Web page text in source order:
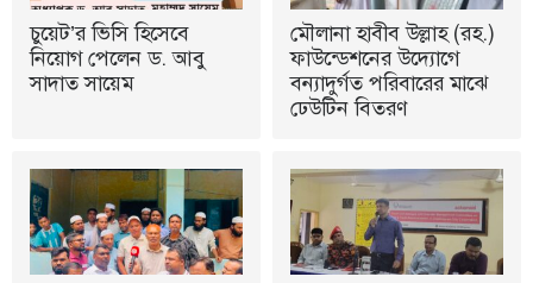
চুয়েট’র ভিসি হিসেবে
নিয়োগ পেলেন ড. আবু
সাদাত সায়েম
মৌলানা হাবীব উল্লাহ (রহ.)
ফাউন্ডেশনের উদ্যোগে
বন্যাদুর্গত পরিবারের মাঝে
ঢেউটিন বিতরণ